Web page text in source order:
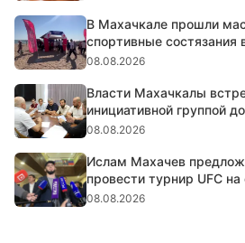
В Махачкале прошли
спортивные состязания
08.08.2026
Власти Махачкалы
инициативной группой
08.08.2026
Ислам Махачев
провести турнир UFC на
«Дин...
08.08.2026